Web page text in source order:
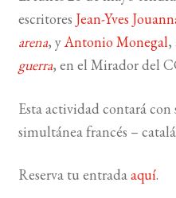
escritores Jean-Yves
arena, yAntonio Monegal,
guerra, en el Mirador del
Esta actividad contará
simultánea francés –
Reserva tu entradaaquí.